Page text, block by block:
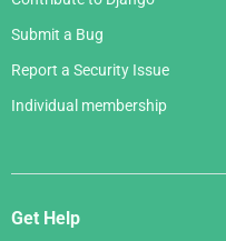
Submit a Bug
Report a Security Issue
Individual membership
Get Help